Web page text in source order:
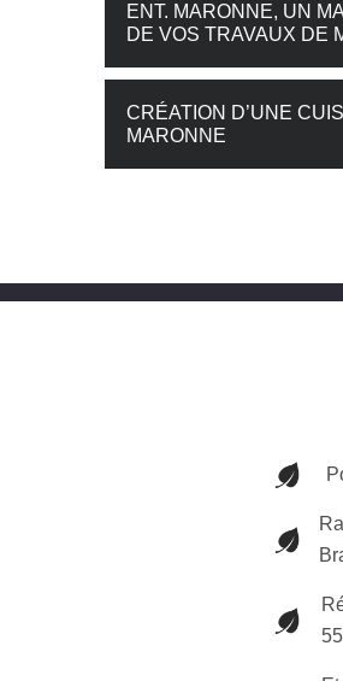
ENT. MARONNE, UN
DE VOS TRAVAUX DE
CRÉATION D’UNE
MARONNE